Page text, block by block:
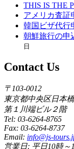
THIS IS THE
アメリカ査証
韓国ビザ代行
朝鮮旅行の
日
Contact Us
〒103-0012
東京都中央区日本
第１川端ビル２階
Tel: 03-6264-8765
Fax: 03-6264-8737
Email: info@js-
営業日: 平日10時～